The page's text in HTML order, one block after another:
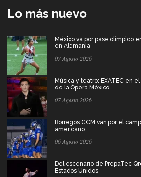
Lo más nuevo
México va por pase olímpico
en Alemania
07 Agosto 2026
Música y teatro: EXATEC en
de la Ópera México
07 Agosto 2026
Borregos CCM van por el
americano
06 Agosto 2026
Del escenario de PrepaTec
Estados Unidos